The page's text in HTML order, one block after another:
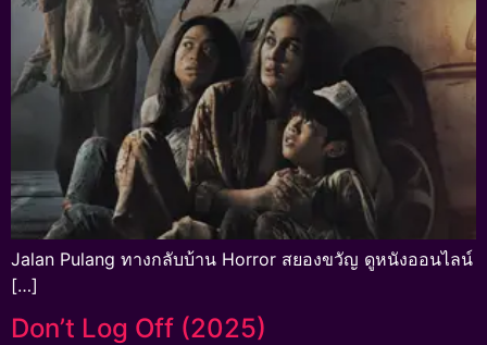
Jalan Pulang ทางกลับบ้าน Horror สยองขวัญ ดูหนังออนไลน์
[…]
Don’t Log Off (2025)